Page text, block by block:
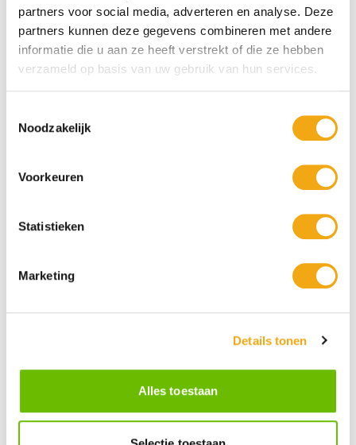
partners voor social media, adverteren en analyse. Deze
partners kunnen deze gegevens combineren met andere
informatie die u aan ze heeft verstrekt of die ze hebben
verzameld op basis van uw gebruik van hun services.
Noodzakelijk
Voorkeuren
Statistieken
Marketing
Details tonen
Alles toestaan
vakkundige klantenservice klaar.